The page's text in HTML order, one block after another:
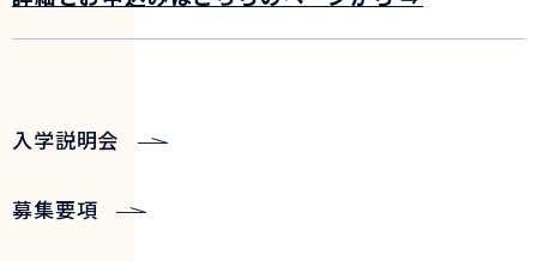
入学説明会
募集要項